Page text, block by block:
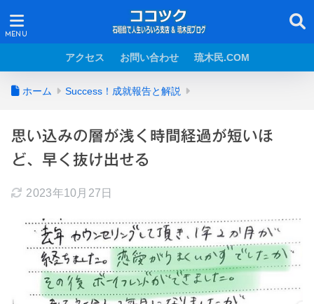
アクセス お問い合わせ 琉木民.COM
ホーム Success！成就報告と解説
思い込みの層が浅く時間経過が短いほ
ど、早く抜け出せる
2023年10月27日